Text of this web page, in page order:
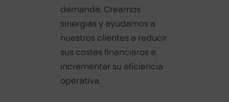
demanda. Creamos
sinergias y ayudamos a
nuestros clientes a reducir
sus costes financieros e
incrementar su eficiencia
operativa.